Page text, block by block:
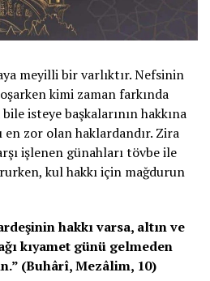
meyilli bir varlıktır. Nefsinin
kimi zaman farkında
isteye başkalarının hakkına
en zor olan haklardandır. Zira
işlenen günahları tövbe ile
kul hakkı için mağdurun
hakkı varsa, altın ve
kıyamet günü gelmeden
(Buhârî, Mezâlim, 10)